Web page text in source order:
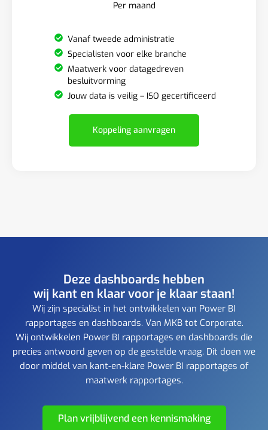
Per maand
Vanaf tweede administratie
Specialisten voor elke branche
Maatwerk voor datagedreven
besluitvorming
Jouw data is veilig – ISO gecertificeerd
Koppeling aanvragen
Deze dashboards hebben
wij kant en klaar voor je klaar staan!
Wij zijn specialist in het ontwikkelen van Power BI
rapportages en dashboards. Van MKB tot Corporate.
Wij ontwikkelen Power BI rapportages en dashboards die
precies antwoord geven op de gestelde vraag. Dit doen we
door middel van kant-en-klare Power BI rapportages of
maatwerk rapportages.
Plan vrijblijvend een kennismaking